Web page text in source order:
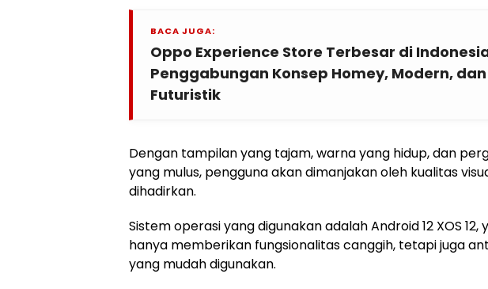
BACA JUGA:
Oppo Experience Store Terbesar di
Penggabungan Konsep Homey, Modern, dan
Futuristik
Dengan tampilan yang tajam, warna yang hidup, dan
yang mulus, pengguna akan dimanjakan oleh kualitas
dihadirkan.
Sistem operasi yang digunakan adalah Android 12 XOS 12,
hanya memberikan fungsionalitas canggih, tetapi juga
yang mudah digunakan.